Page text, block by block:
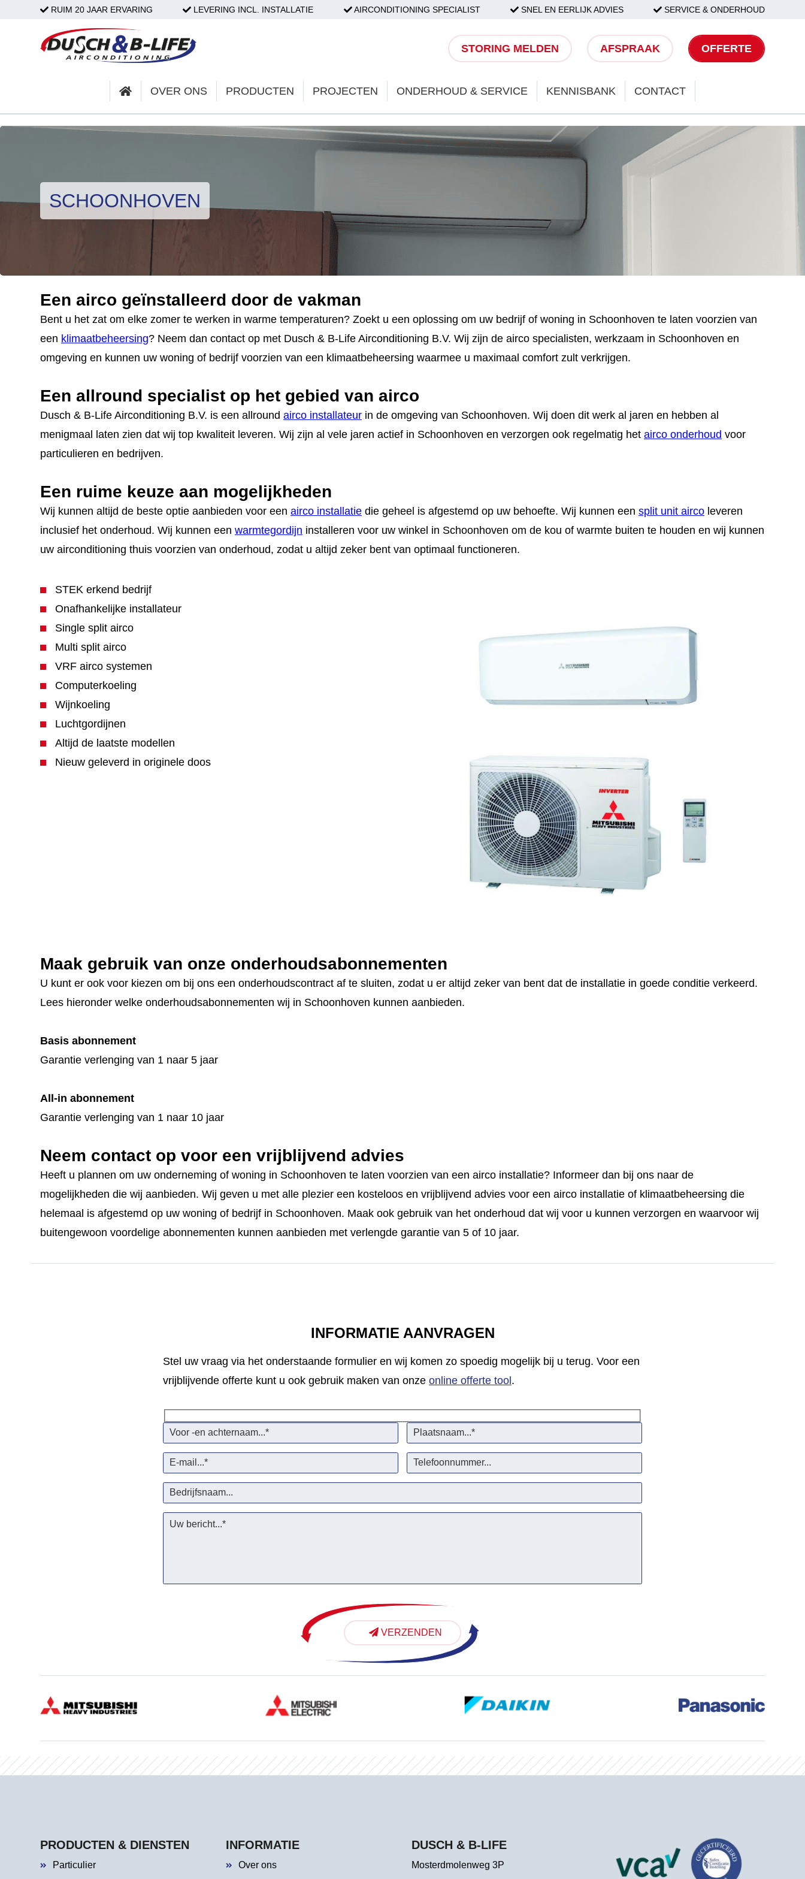
ZAKELIJK
SERVICE & ONDERHOUD
CONTACT
STORING MELDEN
RUIM 20 JAAR ERVARING LEVERING INCL. INSTALLATIE AIRCONDITIONING SPECIALIST SNEL EN EERLIJK ADVIES SERVICE & ONDERHOUD
STORING MELDEN AFSPRAAK OFFERTE
OVER ONS PRODUCTEN PROJECTEN ONDERHOUD & SERVICE KENNISBANK CONTACT
SCHOONHOVEN
Een airco geïnstalleerd door de vakman
Bent u het zat om elke zomer te werken in warme temperaturen? Zoekt u een oplossing om uw bedrijf of woning in Schoonhoven te laten voorzien van
een klimaatbeheersing? Neem dan contact op met Dusch & B-Life Airconditioning B.V. Wij zijn de airco specialisten, werkzaam in Schoonhoven en
omgeving en kunnen uw woning of bedrijf voorzien van een klimaatbeheersing waarmee u maximaal comfort zult verkrijgen.
Een allround specialist op het gebied van airco
Dusch & B-Life Airconditioning B.V. is een allround airco installateur in de omgeving van Schoonhoven. Wij doen dit werk al jaren en hebben al
menigmaal laten zien dat wij top kwaliteit leveren. Wij zijn al vele jaren actief in Schoonhoven en verzorgen ook regelmatig het airco onderhoud voor
particulieren en bedrijven.
Een ruime keuze aan mogelijkheden
Wij kunnen altijd de beste optie aanbieden voor een airco installatie die geheel is afgestemd op uw behoefte. Wij kunnen een split unit airco leveren
inclusief het onderhoud. Wij kunnen een warmtegordijn installeren voor uw winkel in Schoonhoven om de kou of warmte buiten te houden en wij kunnen
uw airconditioning thuis voorzien van onderhoud, zodat u altijd zeker bent van optimaal functioneren.
STEK erkend bedrijf
Onafhankelijke installateur
Single split airco
Multi split airco
VRF airco systemen
Computerkoeling
Wijnkoeling
Luchtgordijnen
Altijd de laatste modellen
Nieuw geleverd in originele doos
Maak gebruik van onze onderhoudsabonnementen
U kunt er ook voor kiezen om bij ons een onderhoudscontract af te sluiten, zodat u er altijd zeker van bent dat de installatie in goede conditie verkeerd.
Lees hieronder welke onderhoudsabonnementen wij in Schoonhoven kunnen aanbieden.
Basis abonnement
Garantie verlenging van 1 naar 5 jaar
All-in abonnement
Garantie verlenging van 1 naar 10 jaar
Neem contact op voor een vrijblijvend advies
Heeft u plannen om uw onderneming of woning in Schoonhoven te laten voorzien van een airco installatie? Informeer dan bij ons naar de
mogelijkheden die wij aanbieden. Wij geven u met alle plezier een kosteloos en vrijblijvend advies voor een airco installatie of klimaatbeheersing die
helemaal is afgestemd op uw woning of bedrijf in Schoonhoven. Maak ook gebruik van het onderhoud dat wij voor u kunnen verzorgen en waarvoor wij
buitengewoon voordelige abonnementen kunnen aanbieden met verlengde garantie van 5 of 10 jaar.
INFORMATIE AANVRAGEN
Stel uw vraag via het onderstaande formulier en wij komen zo spoedig mogelijk bij u terug. Voor een
vrijblijvende offerte kunt u ook gebruik maken van onze online offerte tool .
VERZENDEN
PRODUCTEN & DIENSTEN
Particulier
INFORMATIE
Over ons
DUSCH & B-LIFE
Mosterdmolenweg 3P